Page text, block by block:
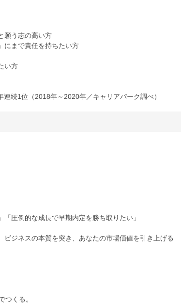
願う志の高い方
にまで責任を持ちたい方
い方
続1位（2018年～2020年／キャリアパーク調べ）
圧倒的な成長で早期内定を勝ち取りたい」
ジネスの本質を突き、あなたの市場価値を引き上げる
つくる。